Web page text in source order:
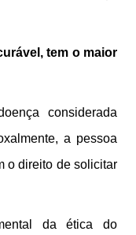
tem o maior
considerada
a pessoa
o direito de solicitar
da ética do